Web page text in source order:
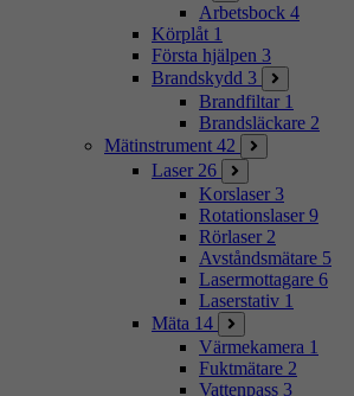
Arbetsbock 4
Körplåt 1
Första hjälpen 3
Brandskydd 3
Brandfiltar 1
Brandsläckare 2
Mätinstrument 42
Laser 26
Korslaser 3
Rotationslaser 9
Rörlaser 2
Avståndsmätare 5
Lasermottagare 6
Laserstativ 1
Mäta 14
Värmekamera 1
Fuktmätare 2
Vattenpass 3